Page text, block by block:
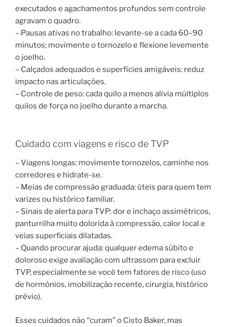
executados e agachamentos profundos sem controle
agravam o quadro.
– Pausas ativas no trabalho: levante-se a cada 60–90
minutos; movimente o tornozelo e flexione levemente
o joelho.
– Calçados adequados e superfícies amigáveis: reduz
impacto nas articulações.
– Controle de peso: cada quilo a menos alivia múltiplos
quilos de força no joelho durante a marcha.
Cuidado com viagens e risco de TVP
– Viagens longas: movimente tornozelos, caminhe nos
corredores e hidrate-se.
– Meias de compressão graduada: úteis para quem tem
varizes ou histórico familiar.
– Sinais de alerta para TVP: dor e inchaço assimétricos,
panturrilha muito dolorida à compressão, calor local e
veias superficiais dilatadas.
– Quando procurar ajuda: qualquer edema súbito e
doloroso exige avaliação com ultrassom para excluir
TVP, especialmente se você tem fatores de risco (uso
de hormônios, imobilização recente, cirurgia, histórico
prévio).
Esses cuidados não “curam” o Cisto Baker, mas